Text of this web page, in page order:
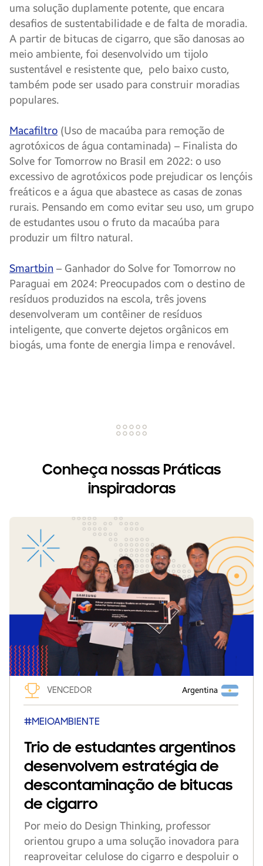
uma solução duplamente potente, que encara
desafios de sustentabilidade e de falta de moradia.
A partir de bitucas de cigarro, que são danosas ao
meio ambiente, foi desenvolvido um tijolo
sustentável e resistente que, pelo baixo custo,
também pode ser usado para construir moradias
populares.
Macafiltro (Uso de macaúba para remoção de
agrotóxicos de água contaminada) – Finalista do
Solve for Tomorrow no Brasil em 2022: o uso
excessivo de agrotóxicos pode prejudicar os lençóis
freáticos e a água que abastece as casas de zonas
rurais. Pensando em como evitar seu uso, um grupo
de estudantes usou o fruto da macaúba para
produzir um filtro natural.
Smartbin – Ganhador do Solve for Tomorrow no
Paraguai em 2024: Preocupados com o destino de
resíduos produzidos na escola, três jovens
desenvolveram um contêiner de resíduos
inteligente, que converte dejetos orgânicos em
biogás, uma fonte de energia limpa e renovável.
Conheça nossas Práticas
inspiradoras
VENCEDOR Argentina
#MEIOAMBIENTE
Trio de estudantes argentinos
desenvolvem estratégia de
descontaminação de bitucas
de cigarro
Por meio do Design Thinking, professor
orientou grupo a uma solução inovadora para
reaproveitar celulose do cigarro e despoluir o